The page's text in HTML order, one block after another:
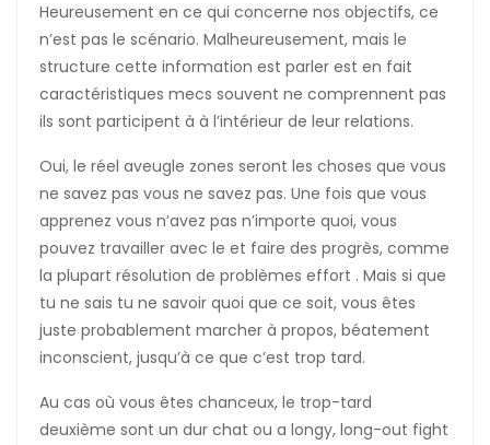
Heureusement en ce qui concerne nos objectifs, ce
n’est pas le scénario. Malheureusement, mais le
structure cette information est parler est en fait
caractéristiques mecs souvent ne comprennent pas
ils sont participent à à l’intérieur de leur relations.
Oui, le réel aveugle zones seront les choses que vous
ne savez pas vous ne savez pas. Une fois que vous
apprenez vous n’avez pas n’importe quoi, vous
pouvez travailler avec le et faire des progrès, comme
la plupart résolution de problèmes effort . Mais si que
tu ne sais tu ne savoir quoi que ce soit, vous êtes
juste probablement marcher à propos, béatement
inconscient, jusqu’à ce que c’est trop tard.
Au cas où vous êtes chanceux, le trop-tard
deuxième sont un dur chat ou a longy, long-out fight